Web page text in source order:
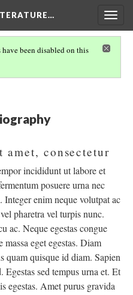
been disabled on this
amet, consectetur
incididunt ut labore et
posuere urna nec
Integer enim neque volutpat ac
pharetra vel turpis nunc.
ac. Neque egestas congue
eget egestas. Diam
quam quisque id diam. Sapien
sed tempus urna et. Et
egestas. Amet purus gravida